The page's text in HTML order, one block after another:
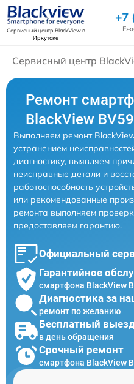
Сервисный центр BlackViewв
Иркутске
+7
Сервисный центр
Ремонт
BlackView
Выполняем ремонт
устранением
диагностику, выявляем
неисправные детали и
работоспособность
или рекомендованные
ремонта выполняем
предоставляем гарантию.
Официальный
Гарантийное
смартфона BlackView
Диагностика за
ремонт по желанию
Бесплатный
в день обращения
Срочный ремонт
смартфона BlackView